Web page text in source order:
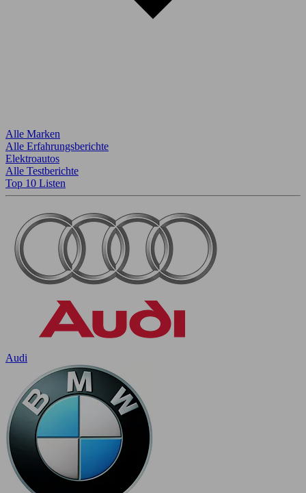
Alle Marken
Alle Erfahrungsberichte
Elektroautos
Alle Testberichte
Top 10 Listen
Audi